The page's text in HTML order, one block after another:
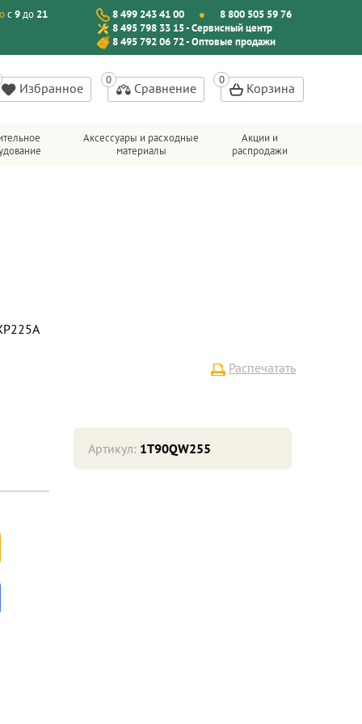
с9до 21 8 499 243 41 00
8 800 505 59 76
8 495 798 33 15 - Сервисный центр
8 495 792 06 72 - Оптовые продажи
Избранное Сравнение Корзина
Аксессуары и расходные
материалы
Акции и
распродажи
Распечатать
Артикул: 1T90QW255